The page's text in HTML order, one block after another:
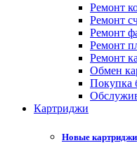
Ремонт
Ремонт
Ремонт
Ремонт
Ремонт
Обмен
Покупка
Картриджи
Новые картриджи